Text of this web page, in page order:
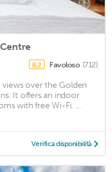
8,2 Favoloso (712)
views over the Golden
It offers an indoor
with free Wi-Fi. ...
Verifica disponibilità